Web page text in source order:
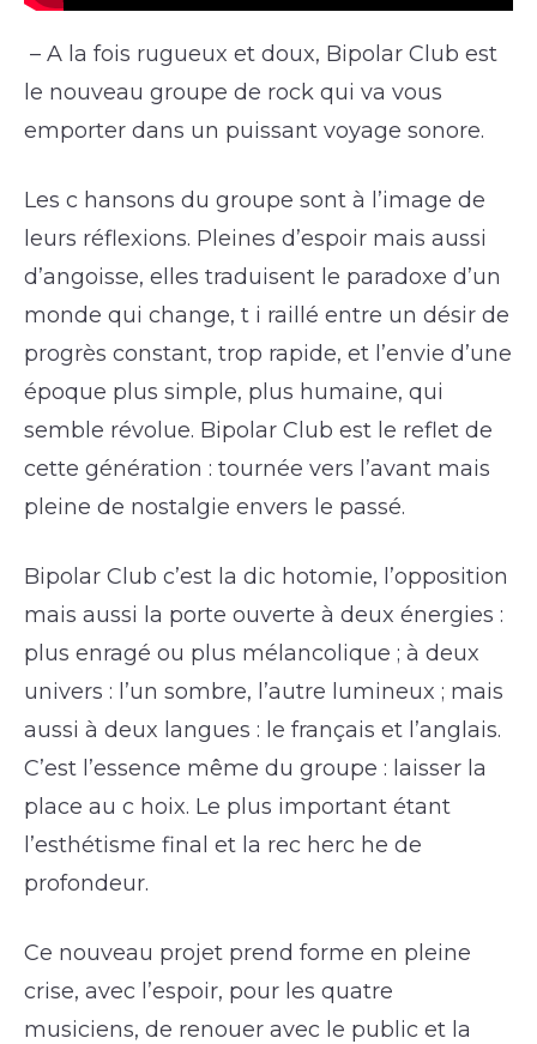
– A la fois rugueux et doux, Bipolar Club est
le nouveau groupe de rock qui va vous
emporter dans un puissant voyage sonore.
Les c hansons du groupe sont à l’image de
leurs réflexions. Pleines d’espoir mais aussi
d’angoisse, elles traduisent le paradoxe d’un
monde qui change, t i raillé entre un désir de
progrès constant, trop rapide, et l’envie d’une
époque plus simple, plus humaine, qui
semble révolue. Bipolar Club est le reflet de
cette génération : tournée vers l’avant mais
pleine de nostalgie envers le passé.
Bipolar Club c’est la dic hotomie, l’opposition
mais aussi la porte ouverte à deux énergies :
plus enragé ou plus mélancolique ; à deux
univers : l’un sombre, l’autre lumineux ; mais
aussi à deux langues : le français et l’anglais.
C’est l’essence même du groupe : laisser la
place au c hoix. Le plus important étant
l’esthétisme final et la rec herc he de
profondeur.
Ce nouveau projet prend forme en pleine
crise, avec l’espoir, pour les quatre
musiciens, de renouer avec le public et la